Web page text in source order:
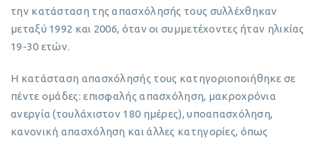
την κατάσταση της απασχόλησής τους συλλέχθηκαν
μεταξύ 1992 και 2006, όταν οι συμμετέχοντες ήταν ηλικίας
19-30 ετών.
Η κατάσταση απασχόλησής τους κατηγοριοποιήθηκε σε
πέντε ομάδες: επισφαλής απασχόληση, μακροχρόνια
ανεργία (τουλάχιστον 180 ημέρες), υποαπασχόληση,
κανονική απασχόληση και άλλες κατηγορίες, όπως